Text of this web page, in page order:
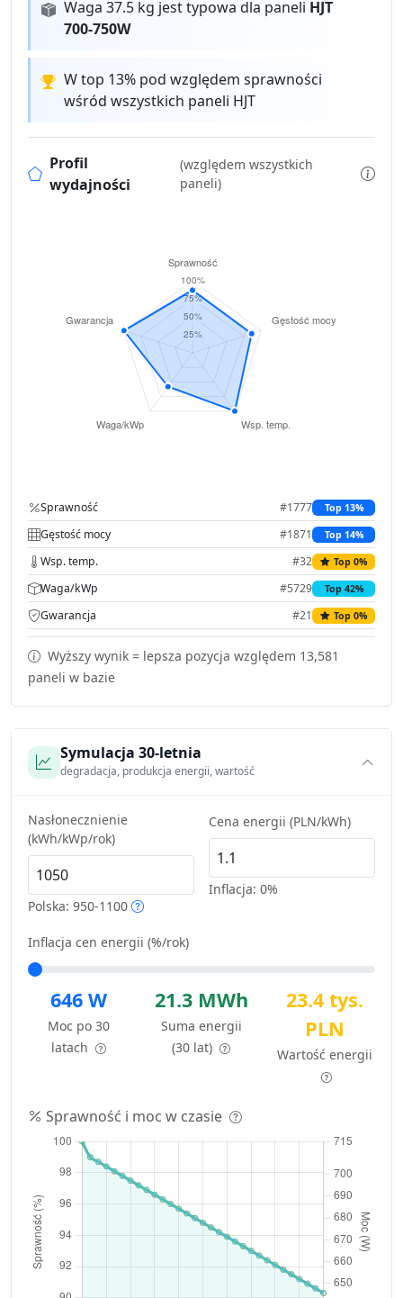
Waga 37.5 kg jest typowa dla paneli HJT
700-750W
W top 13% pod względem sprawności
wśród wszystkich paneli HJT
Profil
wydajności
(względem wszystkich
paneli)
Sprawność #1777 Top 13%
Gęstość mocy #1871 Top 14%
Wsp. temp. #32 Top 0%
Waga/kWp #5729 Top 42%
Gwarancja #21 Top 0%
Wyższy wynik = lepsza pozycja względem 13,581
paneli w bazie
Symulacja 30-letnia
degradacja, produkcja energii, wartość
Nasłonecznienie
(kWh/kWp/rok)
Polska: 950-1100
Cena energii (PLN/kWh)
Inflacja: 0%
Inflacja cen energii (%/rok)
646 W
Moc po 30
latach
21.3 MWh
Suma energii
(30 lat)
23.4 tys.
PLN
Wartość energii
Sprawność i moc w czasie